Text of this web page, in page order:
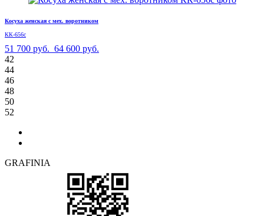
Косуха женская с мех. воротником
КК-656с
51 700 руб. 64 600 руб.
42
44
46
48
50
52
GRAFINIA